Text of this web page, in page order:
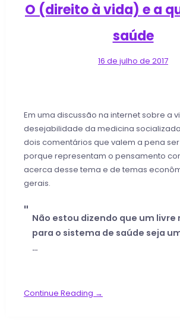
O (direito à vida) e a
saúde
16 de julho de 2017
Em uma discussão na internet sobre a
desejabilidade da medicina
dois comentários que valem a pena
porque representam o pensamento
acerca desse tema e de temas
gerais.
Não estou dizendo que um livre
para o sistema de saúde seja
…
Continue Reading →